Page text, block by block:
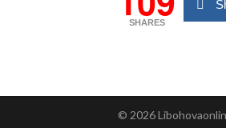
SHARES
© 2026